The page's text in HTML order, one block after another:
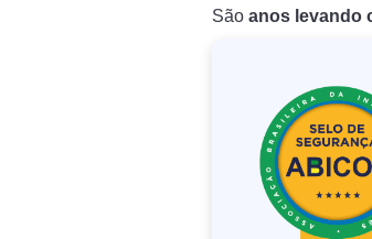
São anos levando